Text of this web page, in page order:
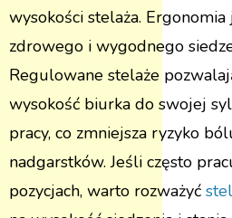
wysokości stelaża.
zdrowego i wygodnego
Regulowane stelaże
wysokość biurka do swojej
pracy, co zmniejsza ryzyko
nadgarstków. Jeśli często
pozycjach, warto rozważyć